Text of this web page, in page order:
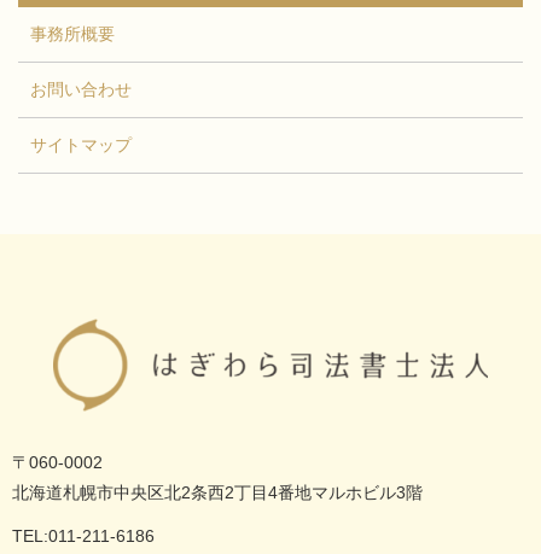
事務所概要
お問い合わせ
サイトマップ
〒060-0002
北海道札幌市中央区北2条西2丁目4番地マルホビル3階
TEL:011-211-6186